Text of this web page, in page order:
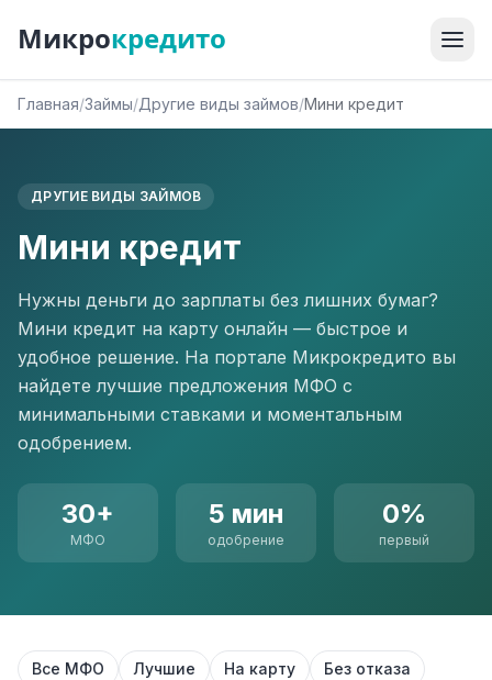
Микрокредито
Главная/Займы/Другие виды займов/Мини кредит
ДРУГИЕ ВИДЫ ЗАЙМОВ
Мини кредит
Нужны деньги до зарплаты без лишних бумаг?
Мини кредит на карту онлайн — быстрое и
удобное решение. На портале Микрокредито вы
найдете лучшие предложения МФО с
минимальными ставками и моментальным
одобрением.
30+
МФО
5 мин
одобрение
0%
первый
Все МФО Лучшие На карту
Без отказа